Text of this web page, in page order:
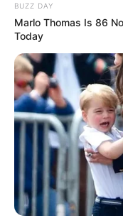
BUZZ DAY
Marlo Thomas Is 86
Today